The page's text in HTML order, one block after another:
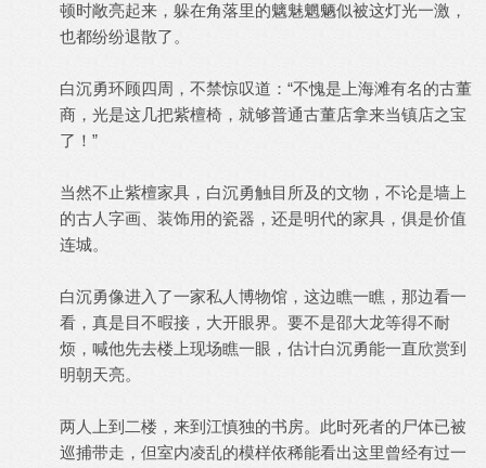
顿时敞亮起来，躲在角落里的魑魅魍魉似被这灯光一激，
也都纷纷退散了。
白沉勇环顾四周，不禁惊叹道：“不愧是上海滩有名的古董
商，光是这几把紫檀椅，就够普通古董店拿来当镇店之宝
了！”
当然不止紫檀家具，白沉勇触目所及的文物，不论是墙上
的古人字画、装饰用的瓷器，还是明代的家具，俱是价值
连城。
白沉勇像进入了一家私人博物馆，这边瞧一瞧，那边看一
看，真是目不暇接，大开眼界。要不是邵大龙等得不耐
烦，喊他先去楼上现场瞧一眼，估计白沉勇能一直欣赏到
明朝天亮。
两人上到二楼，来到江慎独的书房。此时死者的尸体已被
巡捕带走，但室内凌乱的模样依稀能看出这里曾经有过一